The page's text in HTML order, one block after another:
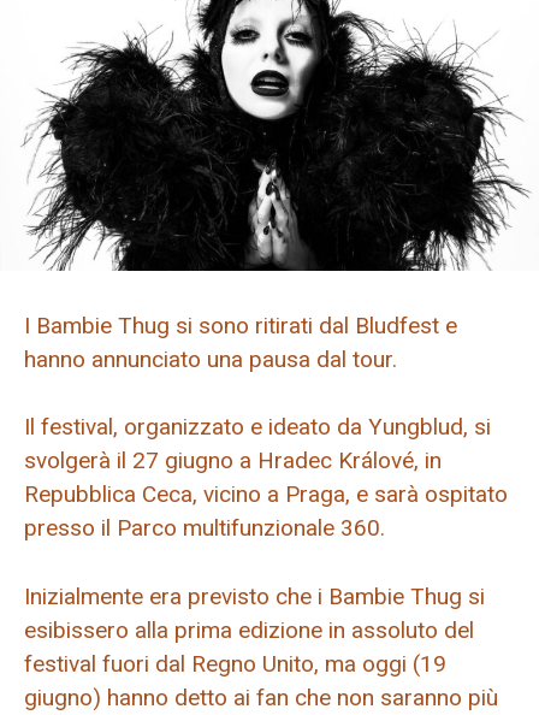
I Bambie Thug si sono ritirati dal Bludfest e
hanno annunciato una pausa dal tour.
Il festival, organizzato e ideato da Yungblud, si
svolgerà il 27 giugno a Hradec Králové, in
Repubblica Ceca, vicino a Praga, e sarà ospitato
presso il Parco multifunzionale 360.
Inizialmente era previsto che i Bambie Thug si
esibissero alla prima edizione in assoluto del
festival fuori dal Regno Unito, ma oggi (19
giugno) hanno detto ai fan che non saranno più